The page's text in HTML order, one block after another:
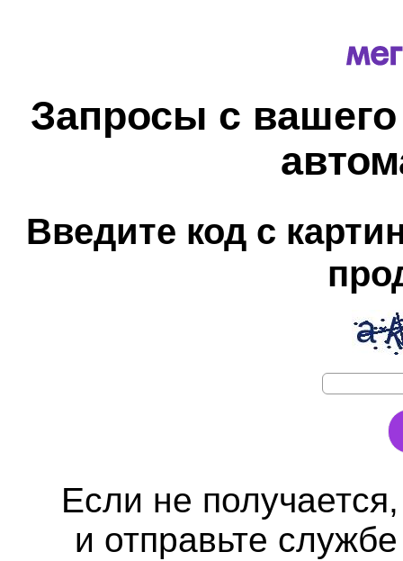
Запросы с
Введите код с
Если не
и отправьте